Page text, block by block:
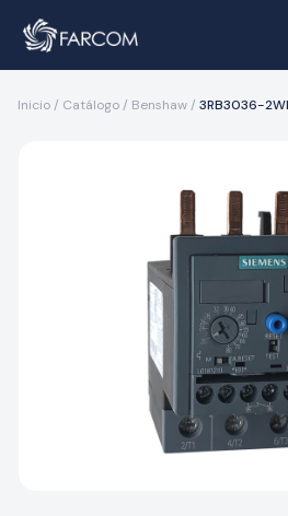
Inicio / Catálogo / Benshaw / 3RB3036-